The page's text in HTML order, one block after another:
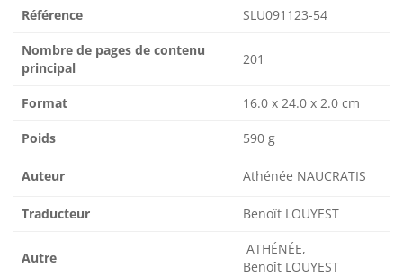
Référence SLU091123-54
Nombre de pages de contenu
principal
201
Format 16.0 x 24.0 x 2.0 cm
Poids 590 g
Auteur Athénée NAUCRATIS
Traducteur Benoît LOUYEST
Autre
ATHÉNÉE,
Benoît LOUYEST